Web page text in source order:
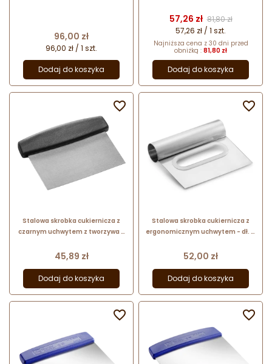
Cena
96,00 zł
96,00 zł / 1 szt.
Dodaj do koszyka
Cena
57,26 zł Cena
81,80 zł
57,26 zł / 1 szt.
Najniższa cena z 30 dni przed
obniżką : 81,80 zł
Dodaj do koszyka
Stalowa skrobka cukiernicza z
czarnym uchwytem z tworzywa -
Thermohauser
Cena
45,89 zł
Dodaj do koszyka

Stalowa skrobka cukiernicza z
ergonomicznym uchwytem - dł. 11
Thermohauser
Cena
52,00 zł
Dodaj do koszyka

 